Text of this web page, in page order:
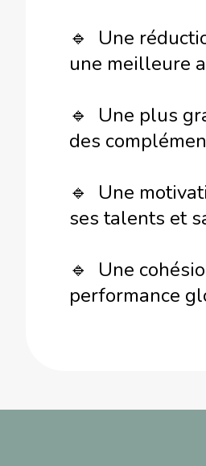
🔹 Une
une meilleure
🔹 Une plus
des
🔹 Une
ses talents et
🔹 Une
performance